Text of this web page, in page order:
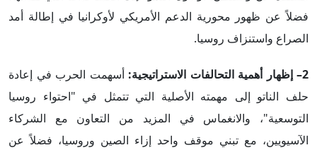
فضلاً عن ظهور محورية الدعم الأمريكي لأوكرانيا في إطالة أمد
الصراع واستنزاف روسيا.
2– إظهار أهمية التحالفات الاستراتيجية: أسهمت الحرب في إعادة
حلف الناتو إلى مهمته الأصلية التي تتمثل في "احتواء روسيا
التوسعية"، والانغماس في المزيد من التعاون مع الشركاء
الآسيويين، مع تبني موقف واحد إزاء الصين وروسيا، فضلاً عن